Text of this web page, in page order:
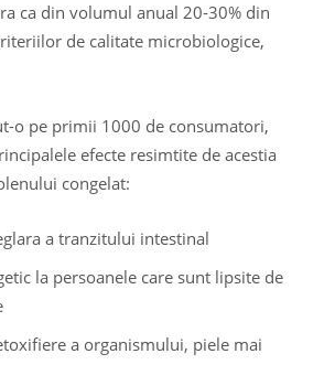
ca din volumul anual 20-30% din
de calitate microbiologice,
o pe primii 1000 de consumatori,
efecte resimtite de acestia
congelat:
a tranzitului intestinal
la persoanele care sunt lipsite de
a organismului, piele mai